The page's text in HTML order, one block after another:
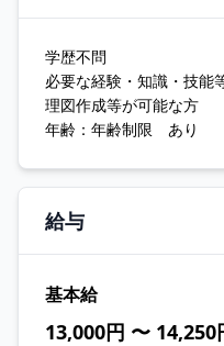
学歴不問
必要な経験・知識・技能
理図作成等が可能な方
年齢：年齢制限 あり
給与
基本給
13,000円 〜 14,250